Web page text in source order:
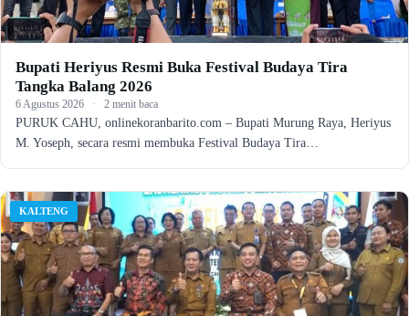
Bupati Heriyus Resmi Buka Festival Budaya Tira
Tangka Balang 2026
6 Agustus 2026 · 2 menit baca
PURUK CAHU, onlinekoranbarito.com – Bupati Murung Raya, Heriyus
M. Yoseph, secara resmi membuka Festival Budaya Tira…
KALTENG